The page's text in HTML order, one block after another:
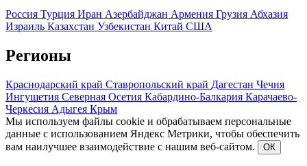
Россия Турция Иран Азербайджан Армения Грузия Абхазия
Израиль Казахстан Узбекистан Китай США
Регионы
Краснодарский край Ставропольский край Дагестан Чечня
Ингушетия Северная Осетия Кабардино-Балкария Карачаево-
Черкесия Адыгея Крым
Мы используем файлы cookie и обрабатываем персональные
данные с использованием Яндекс Метрики, чтобы обеспечить
вам наилучшее взаимодействие с нашим веб-сайтом.
ОК